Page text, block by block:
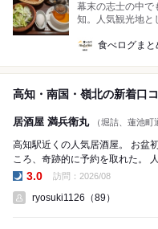
幕末の志士の中で
知。人気観光地と
食べログまと
高知・南国・嶺北の新着口
居酒屋 満兵衛丸 （堀詰、蓮池
高知駅近くの人気居酒屋。 お盆
ころ、奇跡的に予約を取れた。
3.0 訪問：2026/08
ryosuki1126（89）